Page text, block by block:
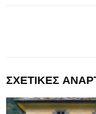
ΣΧΕΤΙΚΈΣ